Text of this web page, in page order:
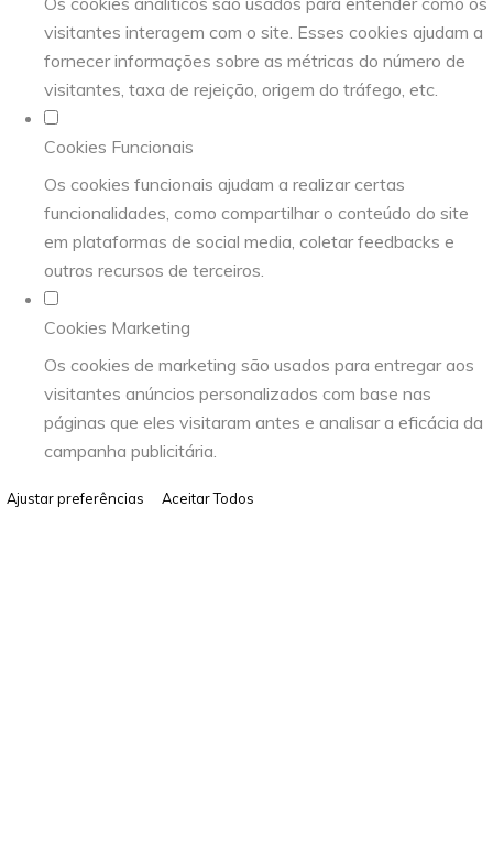
visitantes interagem com o site. Esses cookies ajudam a
fornecer informações sobre as métricas do número de
visitantes, taxa de rejeição, origem do tráfego, etc.
Cookies Funcionais
Os cookies funcionais ajudam a realizar certas
funcionalidades, como compartilhar o conteúdo do site
em plataformas de social media, coletar feedbacks e
outros recursos de terceiros.
Cookies Marketing
Os cookies de marketing são usados para entregar aos
visitantes anúncios personalizados com base nas
páginas que eles visitaram antes e analisar a eficácia da
campanha publicitária.
Ajustar preferências Aceitar Todos